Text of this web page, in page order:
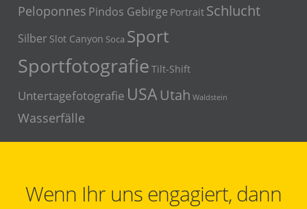
Peloponnes Pindos Gebirge Portrait Schlucht
Silber Slot Canyon Soca Sport
Sportfotografie Tilt-Shift
Untertagefotografie USAUtah Waldstein
Wasserfälle
Wenn Ihr uns engagiert, dann